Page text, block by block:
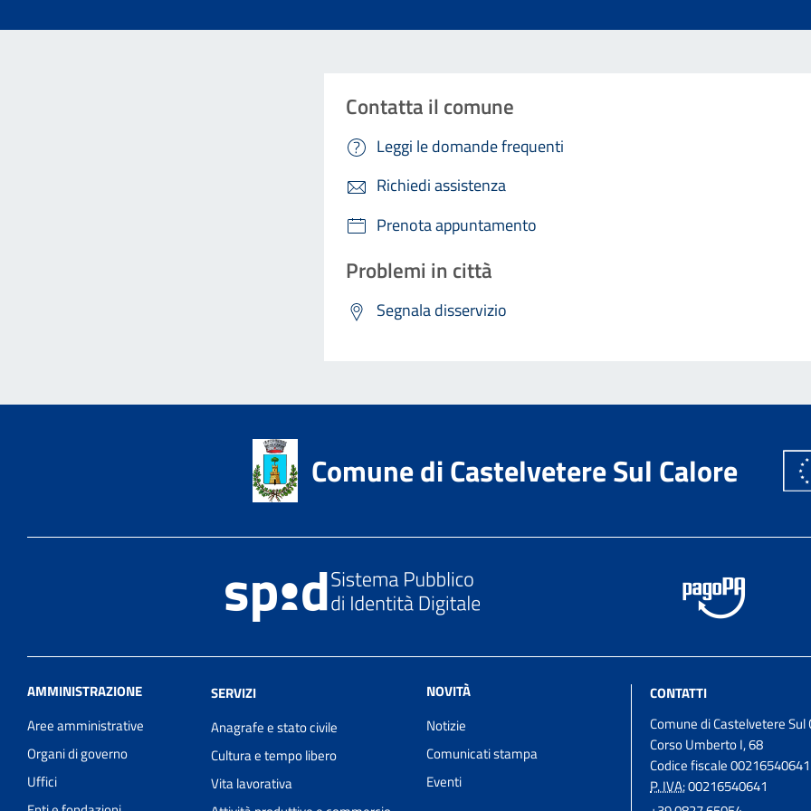
Contatta il comune
Leggi le domande frequenti
Richiedi assistenza
Prenota appuntamento
Problemi in città
Segnala disservizio
Comune di Castelvetere Sul Calore
AMMINISTRAZIONE
Aree amministrative
Organi di governo
Uffici
SERVIZI
Anagrafe e stato civile
Cultura e tempo libero
Vita lavorativa
NOVITÀ
Notizie
Comunicati stampa
Eventi
CONTATTI
Comune di Castelvetere Sul
Corso Umberto I, 68
Codice fiscale 00216540641
P. IVA:00216540641